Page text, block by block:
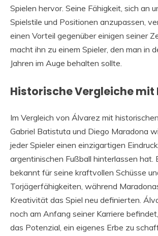
Spielen hervor. Seine Fähigkeit, sich an
Spielstile und Positionen anzupassen,
einen Vorteil gegenüber einigen seiner
macht ihn zu einem Spieler, den man in
Jahren im Auge behalten sollte.
Historische Vergleiche mit
Im Vergleich von Álvarez mit
Gabriel Batistuta und Diego Maradona
jeder Spieler einen einzigartigen
argentinischen Fußball hinterlassen
bekannt für seine kraftvollen Schüsse
Torjägerfähigkeiten, während
Kreativität das Spiel neu definierten.
noch am Anfang seiner Karriere
das Potenzial, ein eigenes Erbe zu